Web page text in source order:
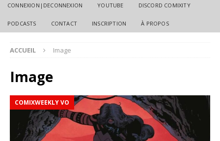
CONNEXION|DECONNEXION YOUTUBE DISCORD COMIXITY
PODCASTS CONTACT INSCRIPTION À PROPOS
ACCUEIL Image
Image
COMIXWEEKLY VO